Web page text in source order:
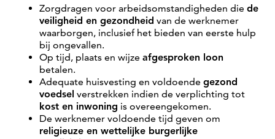
Zorgdragen voor arbeidsomstandigheden die de
veiligheid en gezondheid van de werknemer
waarborgen, inclusief het bieden van eerste hulp
bij ongevallen.
Op tijd, plaats en wijze afgesproken loon
betalen.
Adequate huisvesting en voldoende gezond
voedsel verstrekken indien de verplichting tot
kost en inwoning is overeengekomen.
De werknemer voldoende tijd geven om
religieuze en wettelijke burgerlijke